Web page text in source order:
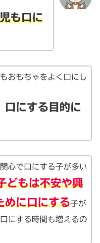
も口に
おもちゃをよく口にし
口にする目的に
心で口にする子が多い
どもは不安や興
めに口にする子が
にする時間も増えるの